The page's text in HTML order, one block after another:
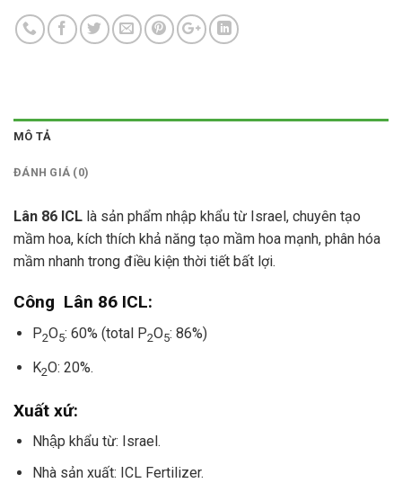
MÔ TẢ
ĐÁNH GIÁ (0)
Lân 86 ICL là sản phẩm nhập khẩu từ Israel, chuyên tạo
mầm hoa, kích thích khả năng tạo mầm hoa mạnh, phân hóa
mầm nhanh trong điều kiện thời tiết bất lợi.
Công Lân 86 ICL:
P2O5: 60% (total P2O5: 86%)
K2O: 20%.
Xuất xứ:
Nhập khẩu từ: Israel.
Nhà sản xuất: ICL Fertilizer.